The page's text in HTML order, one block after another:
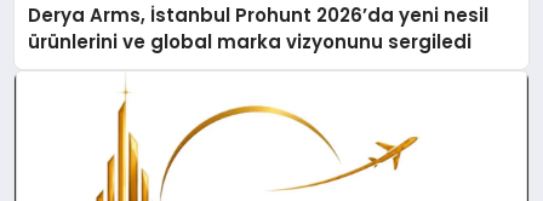
Derya Arms, İstanbul Prohunt 2026’da yeni nesil
ürünlerini ve global marka vizyonunu sergiledi